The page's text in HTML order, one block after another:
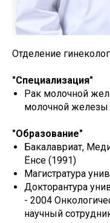
Отделение
"Специализация"
Рак молочной
молочной железы
"Образование"
Бакалавриат,
Ёнсе (1991)
Магистратура
Докторантура
- 2004
научный